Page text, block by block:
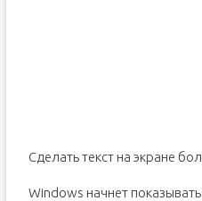
Сделать текст на экране
Windows начнет